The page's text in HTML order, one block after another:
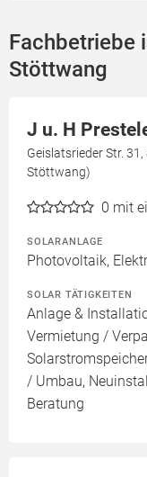
Fachbetriebe
Stöttwang
J u. H
Geislatsrieder Str.
Stöttwang)
0 mit
SOLARANLAGE
Photovoltaik,
SOLAR TÄTIGKEITEN
Anlage &
Vermietung /
/ Umbau,
Beratung